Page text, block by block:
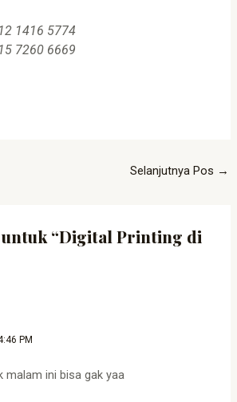
1416 5774
7260 6669
Selanjutnya Pos →
“Digital Printing di
PM
malam ini bisa gak yaa